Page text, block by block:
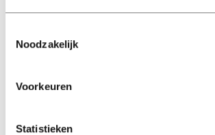
Noodzakelijk
Voorkeuren
Statistieken
sommige opleidingen ondanks het
aardwetenschappen en milieu. “Er is
behoefte om milieuproblemen te fixen,